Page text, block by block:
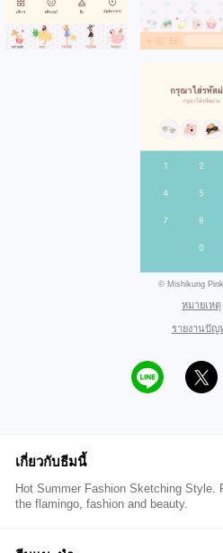
© Mishikung
หมายเหตุ
รายงานปัญ
เกี่ยวกับธีมนี้
Hot Summer Fashion Sketching Style.
the flamingo, fashion and beauty.